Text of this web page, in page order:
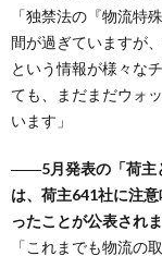
「独禁法の『物流特
間が過ぎていますが
という情報が様々な
ても、まだまだウォ
います」
――5月発表の「荷主
は、荷主641社に注
ったことが公表されま
「これまでも物流の